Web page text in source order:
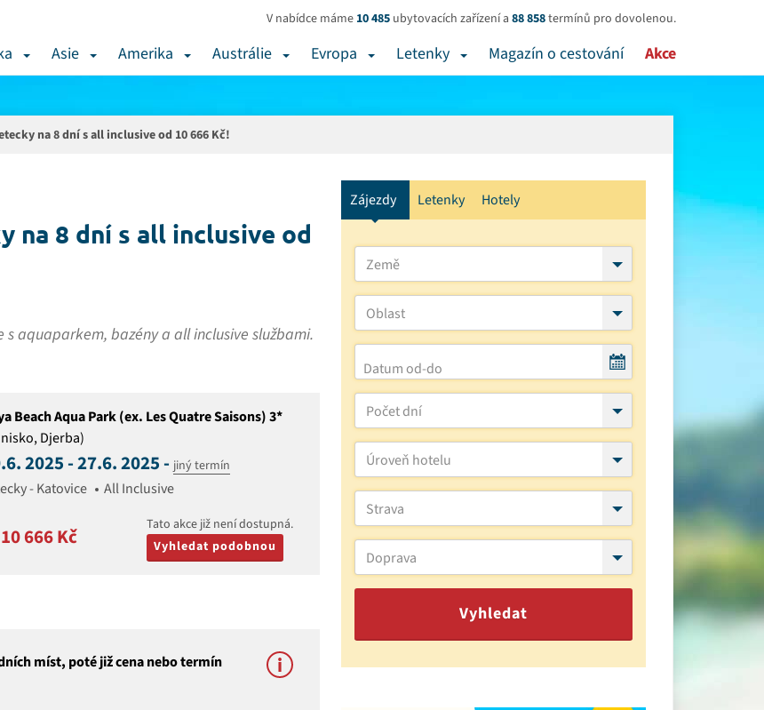
V nabídce máme 10 485 ubytovacích zařízení a 88 858termínů pro dovolenou.
Asie Amerika Austrálie Evropa Letenky Magazín o cestování Akce
na 8 dní s all inclusive od 10 666 Kč!
na 8 dní s all inclusive od
aquaparkem, bazény a all inclusive službami.
Beach Aqua Park (ex. Les Quatre Saisons) 3*
Djerba)
2025 - 27.6. 2025 - jiný termín
- Katovice All Inclusive
10 666 Kč
Tato akce již není dostupná.
Vyhledat podobnou
míst, poté již cena nebo termín
Zájezdy Letenky Hotely
Země
Oblast
Počet dní
Úroveň hotelu
Strava
Doprava
Vyhledat